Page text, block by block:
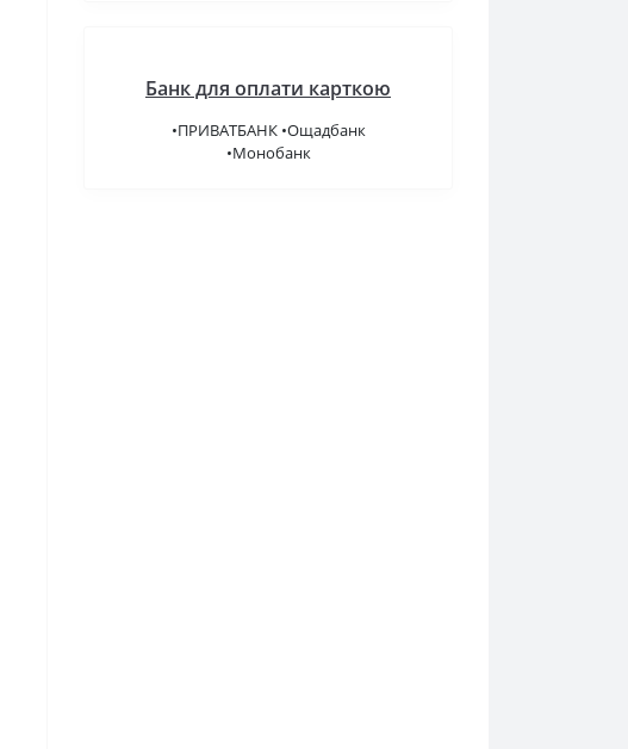
Банк для оплати карткою
•ПРИВАТБАНК •Ощадбанк
•Монобанк